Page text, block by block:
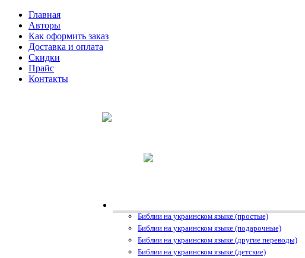
Главная
Авторы
Как оформить заказ
Доставка и оплата
Скидки
Прайс
Контакты
Библии на украинском языке (простые)
Библии на украинском языке (подарочные)
Библии на украинском языке (другие переводы)
Библии на украинском языке (детские)